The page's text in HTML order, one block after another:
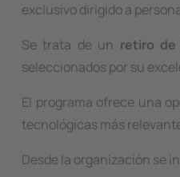
exclusivo dirigido a
Se trata de un retiro
seleccionados por su
El programa ofrece una
tecnológicas más
Desde la organización se